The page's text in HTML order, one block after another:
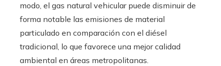
modo, el gas natural vehicular puede disminuir de
forma notable las emisiones de material
particulado en comparación con el diésel
tradicional, lo que favorece una mejor calidad
ambiental en áreas metropolitanas.